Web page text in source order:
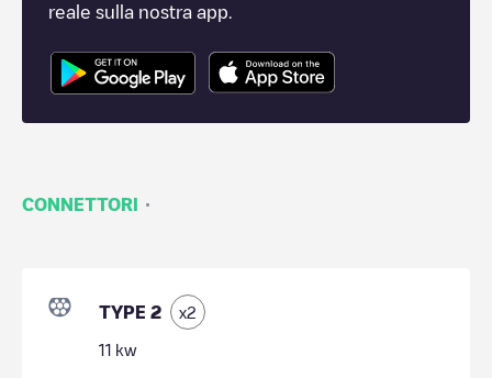
reale sulla nostra app.
CONNETTORI ·
TYPE 2 x2
11 kw